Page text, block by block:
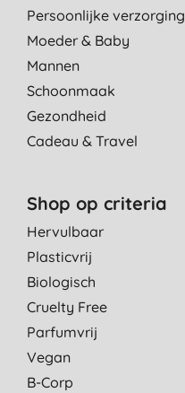
Persoonlijke verzorging
Moeder & Baby
Mannen
Schoonmaak
Gezondheid
Cadeau & Travel
Shop op criteria
Hervulbaar
Plasticvrij
Biologisch
Cruelty Free
Parfumvrij
Vegan
B-Corp